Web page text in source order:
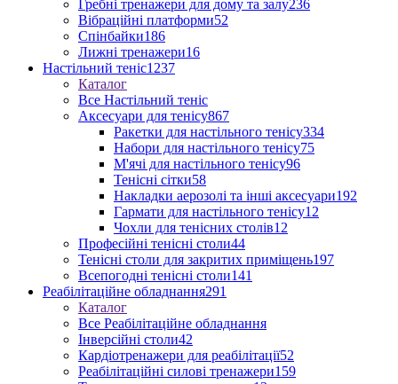
Гребні тренажери для дому та залу236
Вібраційні платформи52
Спінбайки186
Лижні тренажери16
Настільний теніс1237
Каталог
Все Настільний теніс
Аксесуари для тенісу867
Ракетки для настільного тенісу334
Набори для настільного тенісу75
М'ячі для настільного тенісу96
Тенісні сітки58
Накладки аерозолі та інші аксесуари192
Гармати для настільного тенісу12
Чохли для тенісних столів12
Професійні тенісні столи44
Тенісні столи для закритих приміщень197
Всепогодні тенісні столи141
Реабілітаційне обладнання291
Каталог
Все Реабілітаційне обладнання
Інверсійні столи42
Кардіотренажери для реабілітації52
Реабілітаційні силові тренажери159